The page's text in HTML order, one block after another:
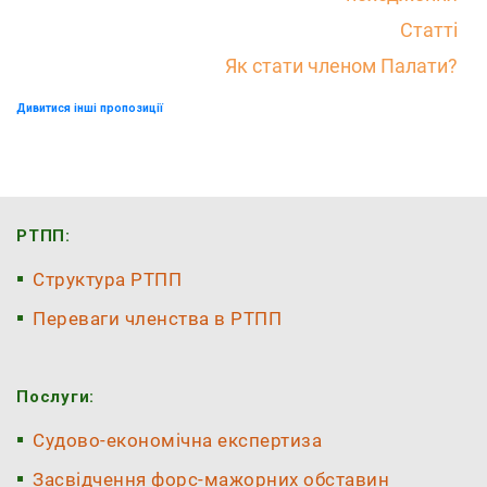
Статті
Як стати членом Палати?
Дивитися інші пропозиції
РТПП:
Структура РТПП
Переваги членства в РТПП
Послуги:
Судово-економічна експертиза
Засвідчення форс-мажорних обставин